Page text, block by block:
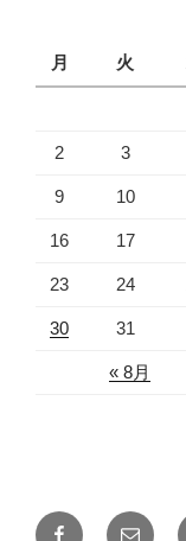
月
火
« 8月
2 3
9 10
16 17
23 24
30 31
Facebook
メ